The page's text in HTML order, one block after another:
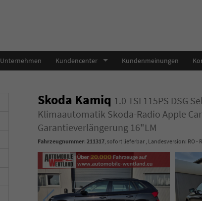
Unternehmen Kundencenter Kundenmeinungen
Skoda Kamiq 1.0 TSI 115PS DSG
Klimaautomatik Skoda-Radio Apple
Garantieverlängerung 16"LM
Fahrzeugnummer: 211317, sofort lieferbar, Landesversion: RO -